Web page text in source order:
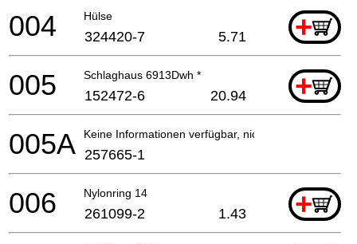
Hülse +
004 324420-7 5.71
Schlaghaus 6913Dwh * +
005 152472-6 20.94
Keine Informationen verfügbar, nicht bestellbar
005A 257665-1
Nylonring 14 +
006 261099-2 1.43